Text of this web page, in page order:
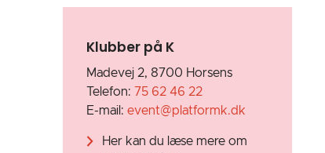
Klubber på K
Madevej 2, 8700 Horsens
Telefon: 75 62 46 22
E-mail: event@platformk.dk
Her kan du læse mere om